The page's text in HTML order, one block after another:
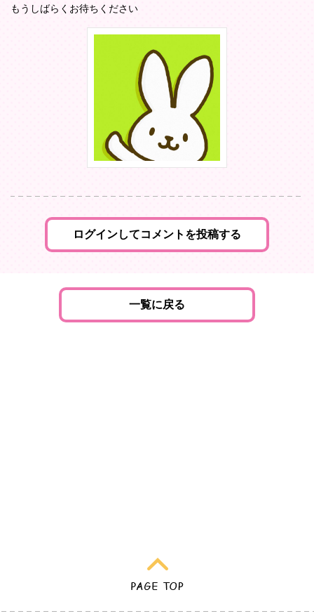
もうしばらくお待ちください
ログインしてコメントを投稿する
一覧に戻る